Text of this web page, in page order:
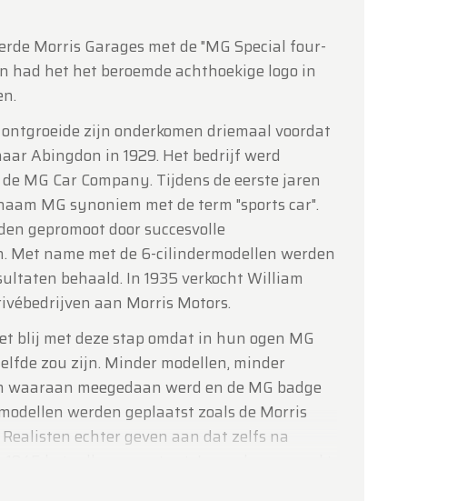
Morris Garages met de "MG Special four-
had het het beroemde achthoekige logo in
zijn onderkomen driemaal voordat
Abingdon in 1929. Het bedrijf werd
MG Car Company. Tijdens de eerste jaren
MG synoniem met de term "sports car".
gepromoot door succesvolle
Met name met de 6-cilindermodellen werden
behaald. In 1935 verkocht William
aan Morris Motors.
blij met deze stap omdat in hun ogen MG
zou zijn. Minder modellen, minder
meegedaan werd en de MG badge
werden geplaatst zoals de Morris
Realisten echter geven aan dat zelfs na
betaalbare sportauto's werden gemaakt
de TC, MGA, Midget en MGB. De werkelijke
tot en